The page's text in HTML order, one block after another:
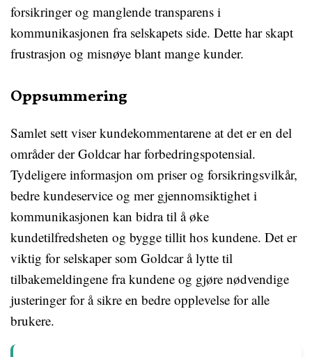
forsikringer og manglende transparens i
kommunikasjonen fra selskapets side. Dette har skapt
frustrasjon og misnøye blant mange kunder.
Oppsummering
Samlet sett viser kundekommentarene at det er en del
områder der Goldcar har forbedringspotensial.
Tydeligere informasjon om priser og forsikringsvilkår,
bedre kundeservice og mer gjennomsiktighet i
kommunikasjonen kan bidra til å øke
kundetilfredsheten og bygge tillit hos kundene. Det er
viktig for selskaper som Goldcar å lytte til
tilbakemeldingene fra kundene og gjøre nødvendige
justeringer for å sikre en bedre opplevelse for alle
brukere.